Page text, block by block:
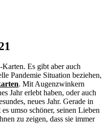
Es gibt aber auch
Pandemie Situation beziehen,
. Mit Augenzwinkern
Jahr erlebt haben, oder auch
neues Jahr. Gerade in
umso schöner, seinen Lieben
zu zeigen, dass sie immer